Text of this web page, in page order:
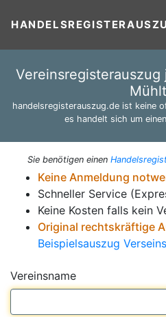
handelsregisterauszug.de ist keine
es handelt sich um
Sie benötigen einen
Keine Anmeldung
Schneller Service
Keine Kosten falls kein
Original rechtskräftige
Beispielsauszug
Vereinsname